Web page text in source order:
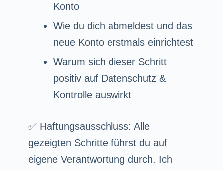
Konto
Wie du dich abmeldest und das
neue Konto erstmals einrichtest
Warum sich dieser Schritt
positiv auf Datenschutz &
Kontrolle auswirkt
✅ Haftungsausschluss: Alle
gezeigten Schritte führst du auf
eigene Verantwortung durch. Ich